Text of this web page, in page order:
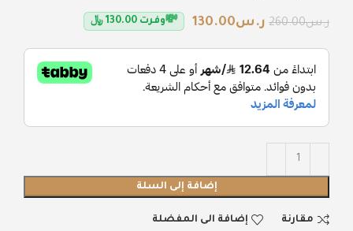
ر.س260.00 ر.س130.00
💸وفرت 130.00 ﷼
إضافة إلى السلة
مقارنة إضافة الى المفضلة